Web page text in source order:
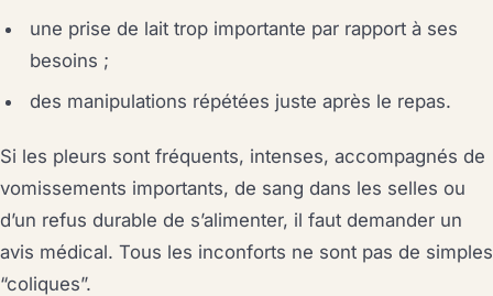
une prise de lait trop importante par rapport à ses
besoins ;
des manipulations répétées juste après le repas.
Si les pleurs sont fréquents, intenses, accompagnés de
vomissements importants, de sang dans les selles ou
d’un refus durable de s’alimenter, il faut demander un
avis médical. Tous les inconforts ne sont pas de simples
“coliques”.